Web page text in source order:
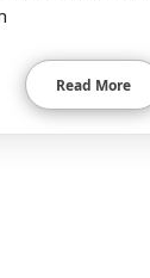
Read More